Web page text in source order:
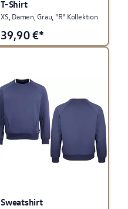
T-Shirt
XS, Damen, Grau, "R" Kollektion
39,90€*
Sweatshirt